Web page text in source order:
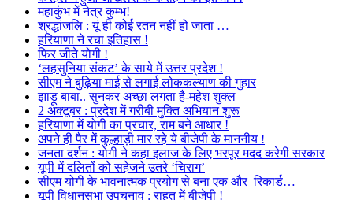
महाकुंभ में नेत्र कुम्भ!
श्रद्धांजलि : यूं ही कोई रतन नहीं हो जाता …
हरियाणा ने रचा इतिहास !
फिर जीते योगी !
‘लहसुनिया संकट’ के साये में उत्तर प्रदेश !
सीएम ने बुढ़िया माई से लगाई लोककल्याण की गुहार
झाड़ू बाबा.. सुनकर अच्छा लगता है-महेश शुक्ल
2 अक्टूबर : प्रदेश में गरीबी मुक्ति अभियान शुरू
हरियाणा में योगी का प्रचार, राम बने आधार !
अपने ही पैर में कुल्हाड़ी मार रहे ये बीजेपी के माननीय !
जनता दर्शन : योगी ने कहा इलाज के लिए भरपूर मदद करेगी सरकार
यूपी में दलितों को सहेजने उतरे ‘चिराग’
सीएम योगी के भावनात्मक प्रयोग से बना एक और रिकार्ड…
यूपी विधानसभा उपचुनाव : राहत में बीजेपी !